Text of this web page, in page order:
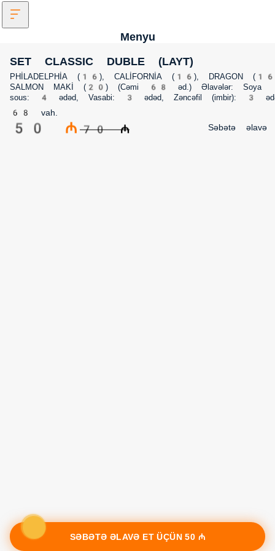
Menyu
SET CLASSIC DUBLE (LAYT)
PHİLADELPHİA (16), CALİFORNİA (16), DRAGON (16), SALMON MAKİ (20)
(Cəmi 68 əd.) Əlavələr: Soya sous: 4 ədəd, Vasabi: 3 ədəd, Zəncəfil (imbir):
ədəd
68 vah.
50 ₼ 70 ₼ Səbətə
SƏBƏTƏ ƏLAVƏ ET ÜÇÜN50 ₼